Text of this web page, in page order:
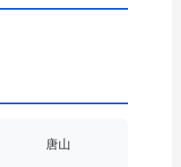
唐山